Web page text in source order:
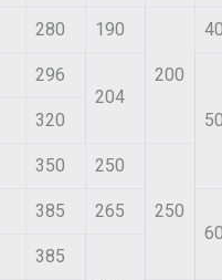
280 190
200
296
204
320
350 250
250
385
265
385